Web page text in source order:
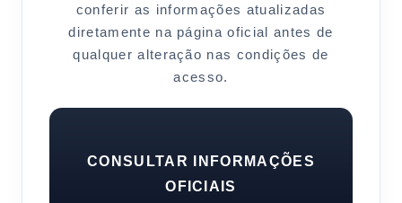
conferir as informações atualizadas
diretamente na página oficial antes de
qualquer alteração nas condições de
acesso.
CONSULTAR INFORMAÇÕES
OFICIAIS